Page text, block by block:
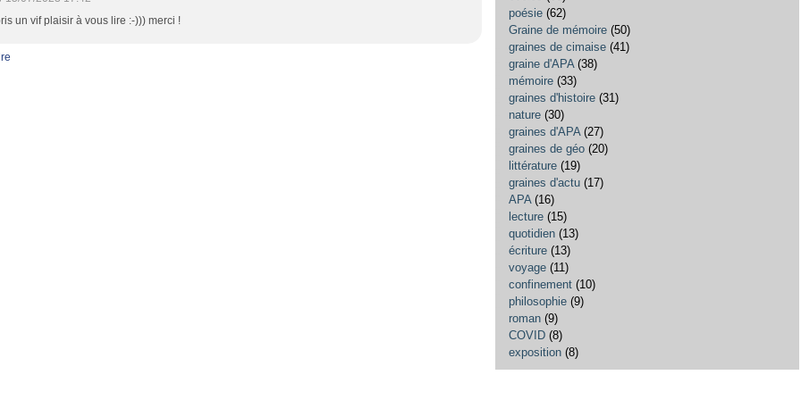
un vif plaisir à vous lire :-))) merci !
poésie (62)
Graine de mémoire (50)
graines de cimaise (41)
graine d'APA (38)
mémoire (33)
graines d'histoire (31)
nature (30)
graines d'APA (27)
graines de géo (20)
littérature (19)
graines d'actu (17)
APA (16)
lecture (15)
quotidien (13)
écriture (13)
voyage (11)
confinement (10)
philosophie (9)
roman (9)
COVID (8)
exposition (8)